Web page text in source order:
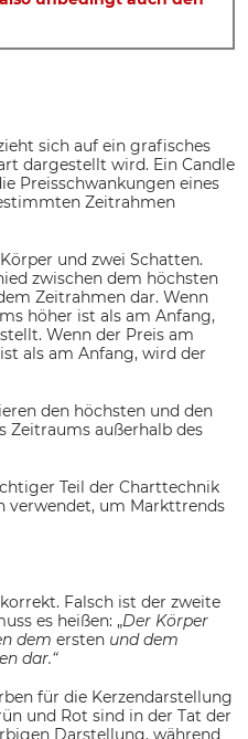
sich auf ein grafisches
dargestellt wird. Ein Candle
Preisschwankungen eines
Zeitrahmen
und zwei Schatten.
zwischen dem höchsten
Zeitrahmen dar. Wenn
höher ist als am Anfang,
Wenn der Preis am
als am Anfang, wird der
den höchsten und den
Zeitraums außerhalb des
Teil der Charttechnik
verwendet, um Markttrends
Falsch ist der zweite
es heißen: „Der Körper
dem ersten und dem
dar.“
für die Kerzendarstellung
und Rot sind in der Tat der
Darstellung, während